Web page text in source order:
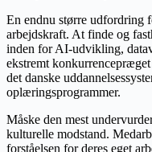
En endnu større udfordring
arbejdskraft. At finde og
inden for AI-udvikling,
ekstremt
det danske
oplæringsprogrammer.
Måske den mest
kulturelle modstand.
forståelsen for deres eget